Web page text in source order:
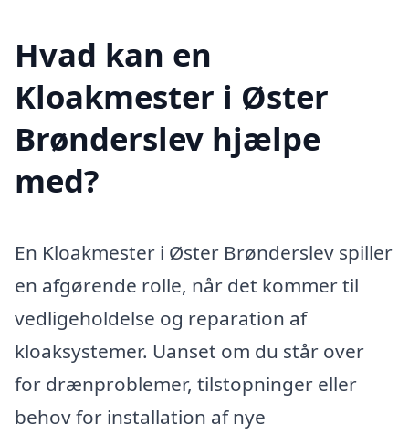
Hvad kan en
Kloakmester i Øster
Brønderslev hjælpe
med?
En Kloakmester i Øster Brønderslev spiller
en afgørende rolle, når det kommer til
vedligeholdelse og reparation af
kloaksystemer. Uanset om du står over
for drænproblemer, tilstopninger eller
behov for installation af nye